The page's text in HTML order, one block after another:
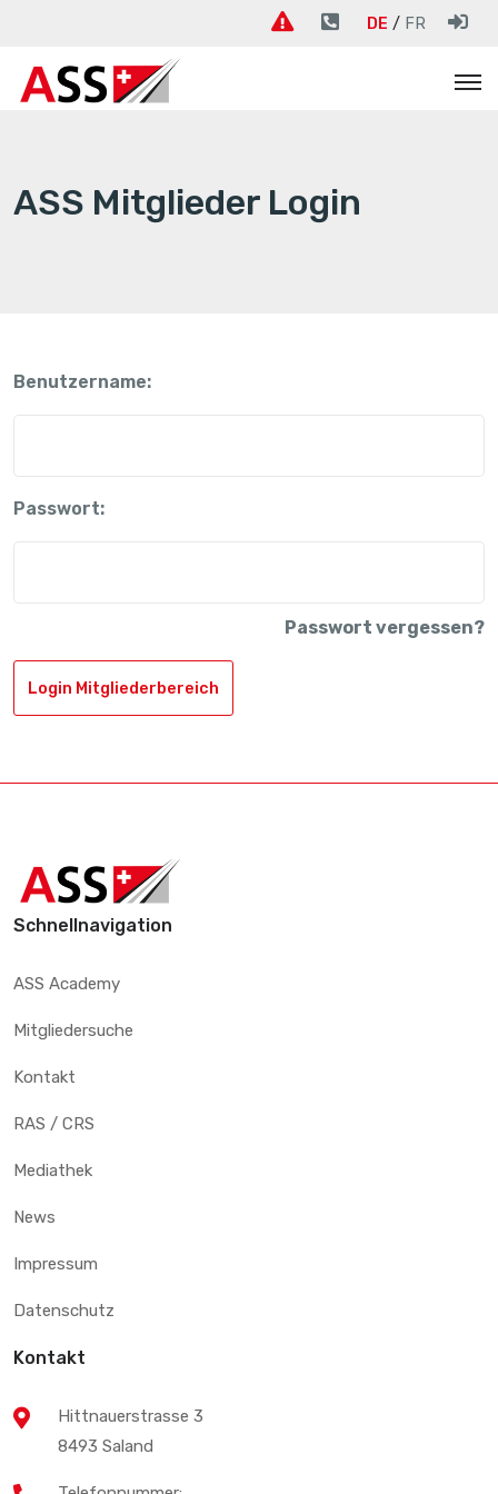
DE FR
ASS Mitglieder Login
Benutzername:
Passwort:
Passwort vergessen?
Login Mitgliederbereich
Schnellnavigation
ASS Academy
Mitgliedersuche
Kontakt
RAS / CRS
Mediathek
News
Impressum
Datenschutz
Kontakt
Hittnauerstrasse 3
8493 Saland